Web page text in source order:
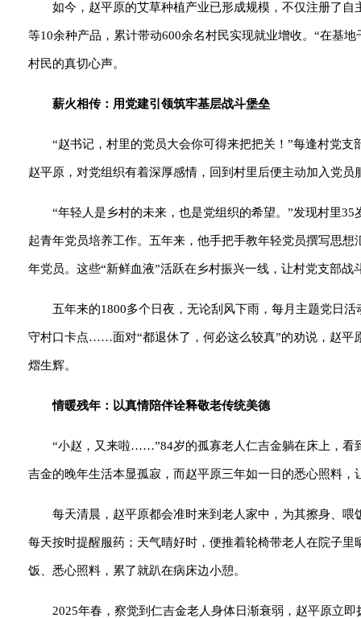
如今，赵平原的艾草种植产业已形成规模，不仅注册了
等10余种产品，累计带动600余名村民实现就业增收。“在基
村民的真切心声。
薪火相传：用党建引领筑牢基层战斗堡垒
“赵书记，村里的党员大会你可得来把把关！”每逢村党
赵平原，对党组织有着深厚感情，回到村里后便主动加入党员
“年轻人是乡村的未来，也是党组织的希望。”发现村里
起青年党员培养工作。五年来，他手把手教年轻党员撰写思
年党员。这些“新鲜血液”活跃在乡村振兴一线，让村党支部战
五年来的1800多个日夜，无论刮风下雨，每月主题党日
守村口卡点……面对“都退休了，何必这么较真”的劝说，赵平
熠生辉。
情暖残年：以真情陪伴诠释敬老传统美德
“小赵，又来啦……”84岁的孤寡老人仁吉金躺在床上，看
吉金的晚年生活本显孤寂，而赵平原三年如一日的悉心照料，
每天清晨，赵平原都会准时来到老人家中，为其擦身、
每天按时提醒服药；天气晴好时，便推着轮椅带老人在院子
饭、悉心照料，累了就趴在病床边小憩。
2025年春，察觉到仁吉金老人身体日渐衰弱，赵平原立